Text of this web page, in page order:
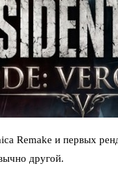
Remake и первых
другой.